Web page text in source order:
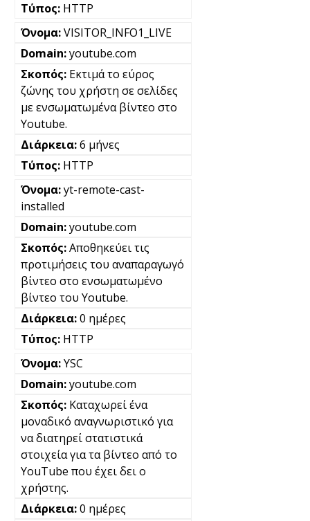
HTTP
VISITOR_INFO1_LIVE
youtube.com
Εκτιμά το εύρος
ζώνης του χρήστη σε σελίδες
με ενσωματωμένα βίντεο στο
Youtube.
6 μήνες
HTTP
yt-remote-cast-
installed
youtube.com
Αποθηκεύει τις
προτιμήσεις του αναπαραγωγό
βίντεο στο ενσωματωμένο
βίντεο του Youtube.
0 ημέρες
HTTP
YSC
youtube.com
Καταχωρεί ένα
μοναδικό αναγνωριστικό για
να διατηρεί στατιστικά
στοιχεία για τα βίντεο από το
YouTube που έχει δει ο
χρήστης.
0 ημέρες